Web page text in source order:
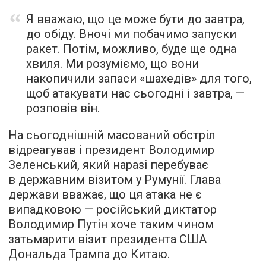
Я вважаю, що це може бути до завтра,
до обіду. Вночі ми побачимо запуски
ракет. Потім, можливо, буде ще одна
хвиля. Ми розуміємо, що вони
накопичили запаси «шахедів» для того,
щоб атакувати нас сьогодні і завтра, —
розповів він.
На сьогоднішній масований обстріл
відреагував і президент Володимир
Зеленський, який наразі перебуває
в державним візитом у Румунії. Глава
держави вважає, що ця атака не є
випадковою — російський диктатор
Володимир Путін хоче таким чином
затьмарити візит президента США
Дональда Трампа до Китаю.